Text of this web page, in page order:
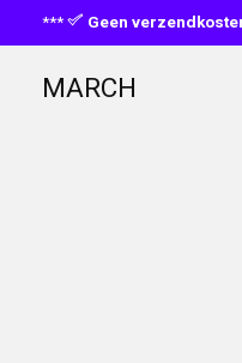
*** Geen
MARCH